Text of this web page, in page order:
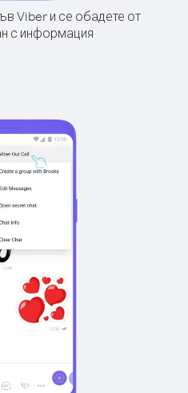
Viber и се обадете от
с информация